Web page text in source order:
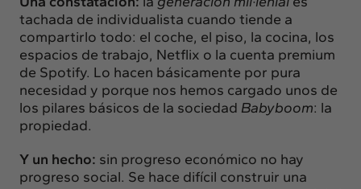
tachada de individualista cuando tiende a
compartirlo todo: el coche, el piso, la cocina, los
espacios de trabajo, Netflix o la cuenta premium
de Spotify. Lo hacen básicamente por pura
necesidad y porque nos hemos cargado unos de
los pilares básicos de la sociedad Babyboom: la
propiedad.
Y un hecho: sin progreso económico no hay
progreso social. Se hace difícil construir una